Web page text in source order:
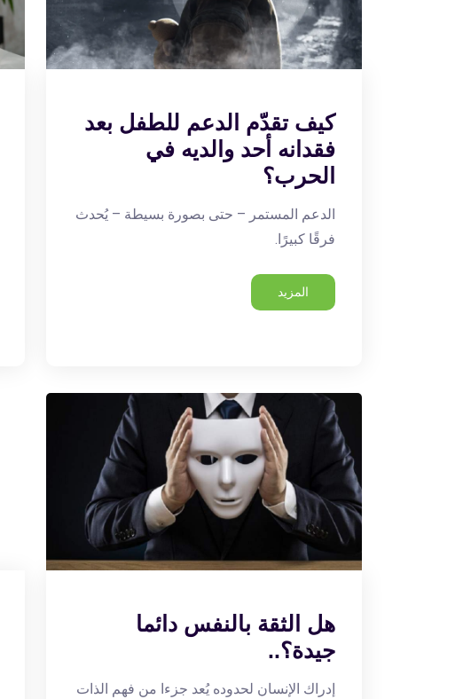
كيف تقدّم الدعم للطفل بعد
فقدانه أحد والديه في
الحرب؟
الدعم المستمر – حتى بصورة بسيطة – يُحدث
فرقًا كبيرًا.
المزيد
هل الثقة بالنفس دائما
جيدة؟..
إدراك الإنسان لحدوده يُعد جزءا من فهم الذات